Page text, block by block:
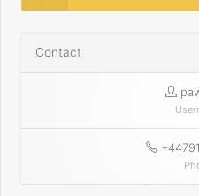
Contact